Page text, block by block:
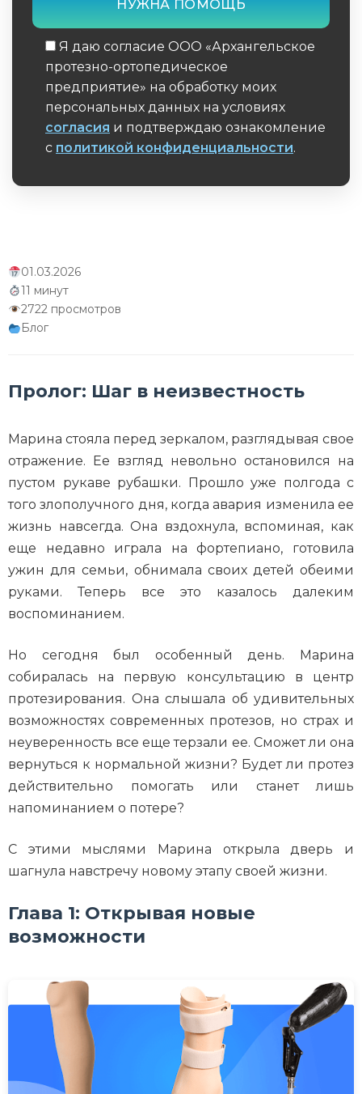
индивидуального протеза
Глава 10: Новые горизонты
Глава 11: Преодолевая стигму
Эпилог: Новые горизонты
Я даю согласие ООО «Архангельское
протезно-ортопедическое
предприятие» на обработку моих
персональных данных на условиях
согласия и подтверждаю ознакомление
с политикой конфиденциальности.
01.03.2026
11 минут
2722 просмотров
Блог
Пролог: Шаг в неизвестность
Марина стояла перед зеркалом, разглядывая свое
отражение. Ее взгляд невольно остановился на
пустом рукаве рубашки. Прошло уже полгода с
того злополучного дня, когда авария изменила ее
жизнь навсегда. Она вздохнула, вспоминая, как
еще недавно играла на фортепиано, готовила
ужин для семьи, обнимала своих детей обеими
руками. Теперь все это казалось далеким
воспоминанием.
Но сегодня был особенный день. Марина
собиралась на первую консультацию в центр
протезирования. Она слышала об удивительных
возможностях современных протезов, но страх и
неуверенность все еще терзали ее. Сможет ли она
вернуться к нормальной жизни? Будет ли протез
действительно помогать или станет лишь
напоминанием о потере?
С этими мыслями Марина открыла дверь и
шагнула навстречу новому этапу своей жизни.
Глава 1: Открывая новые
возможности